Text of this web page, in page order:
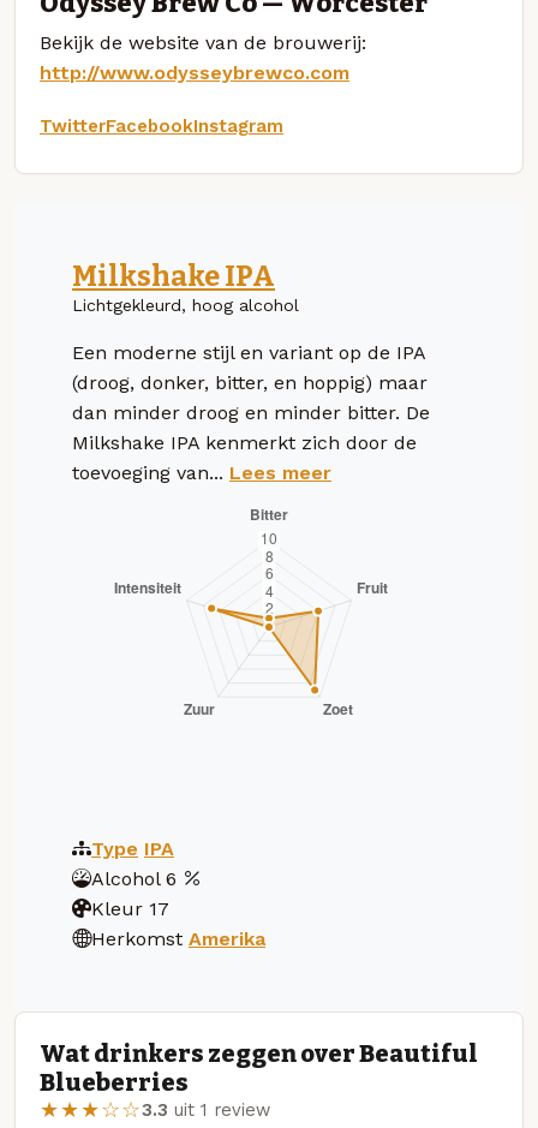
Bekijk de website van de brouwerij:
http://www.odysseybrewco.com
TwitterFacebookInstagram
Milkshake IPA
Lichtgekleurd, hoog alcohol
Een moderne stijl en variant op de IPA
(droog, donker, bitter, en hoppig) maar
dan minder droog en minder bitter. De
Milkshake IPA kenmerkt zich door de
toevoeging van... Lees meer
Type IPA
Alcohol 6
Kleur 17
Herkomst Amerika
Wat drinkers zeggen over Beautiful
Blueberries
★★★☆☆3.3 uit 1 review